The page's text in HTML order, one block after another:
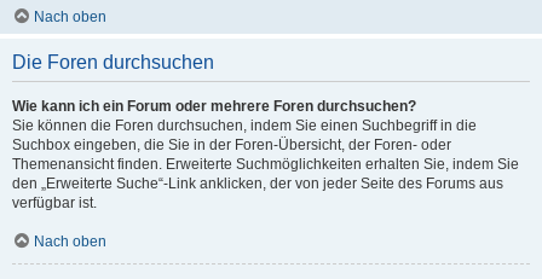
Nach oben
Die Foren durchsuchen
Wie kann ich ein Forum oder mehrere Foren durchsuchen?
Sie können die Foren durchsuchen, indem Sie einen Suchbegriff in die
Suchbox eingeben, die Sie in der Foren-Übersicht, der Foren- oder
Themenansicht finden. Erweiterte Suchmöglichkeiten erhalten Sie, indem Sie
den „Erweiterte Suche“-Link anklicken, der von jeder Seite des Forums aus
verfügbar ist.
Nach oben